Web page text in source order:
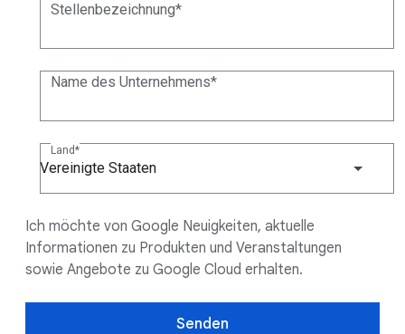
Stellenbezeichnung
Name des Unternehmens
Land
Vereinigte Staaten
Ich möchte von Google Neuigkeiten, aktuelle
Informationen zu Produkten und Veranstaltungen
sowie Angebote zu Google Cloud erhalten.
Senden